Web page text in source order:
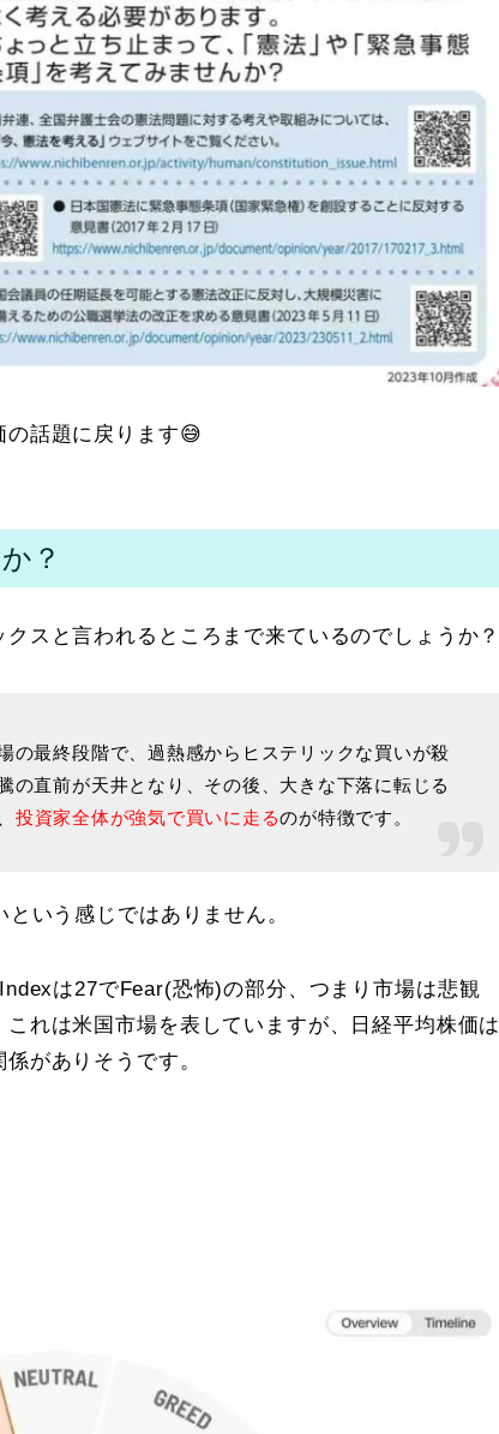
話題に戻ります😅
？
スと言われるところまで来ているのでしょうか？
の最終段階で、過熱感からヒステリックな買いが殺
の直前が天井となり、その後、大きな下落に転じる
投資家全体が強気で買いに走るのが特徴です。
いう感じではありません。
は27でFear(恐怖)の部分、つまり市場は悲観
これは米国市場を表していますが、日経平均株価は
がありそうです。